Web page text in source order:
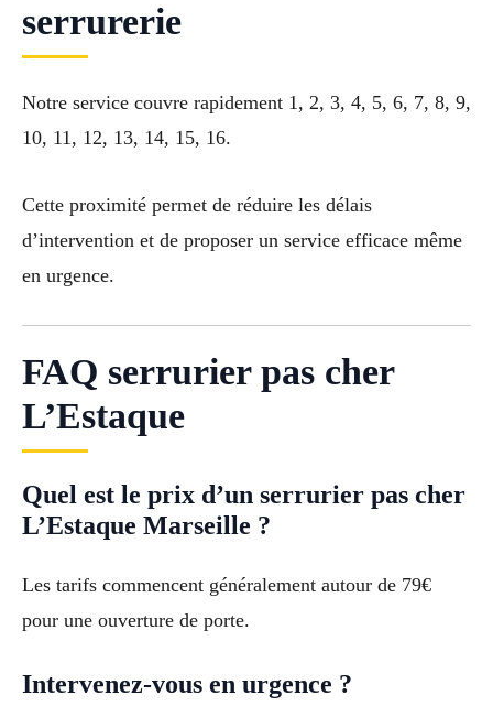
serrurerie
Notre service couvre rapidement 1, 2, 3, 4, 5, 6, 7, 8, 9,
10, 11, 12, 13, 14, 15, 16.
Cette proximité permet de réduire les délais
d’intervention et de proposer un service efficace même
en urgence.
FAQ serrurier pas cher
L’Estaque
Quel est le prix d’un serrurier pas cher
L’Estaque Marseille ?
Les tarifs commencent généralement autour de 79€
pour une ouverture de porte.
Intervenez-vous en urgence ?